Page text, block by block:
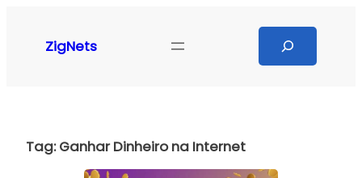
ZigNets
Tag:Ganhar Dinheiro na Internet